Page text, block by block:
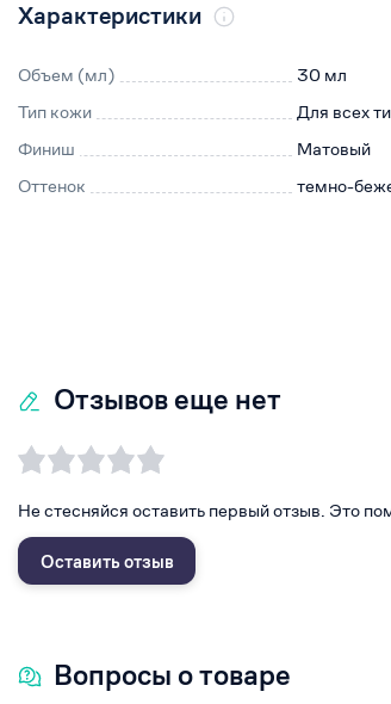
Характеристики
Объем (мл) 30 мл
Тип кожи
Для всех
Финиш
Матовый
Оттенок
темно-
Отзывов еще нет
Не стесняйся оставить первый отзыв. Это
Оставить отзыв
Вопросы о товаре